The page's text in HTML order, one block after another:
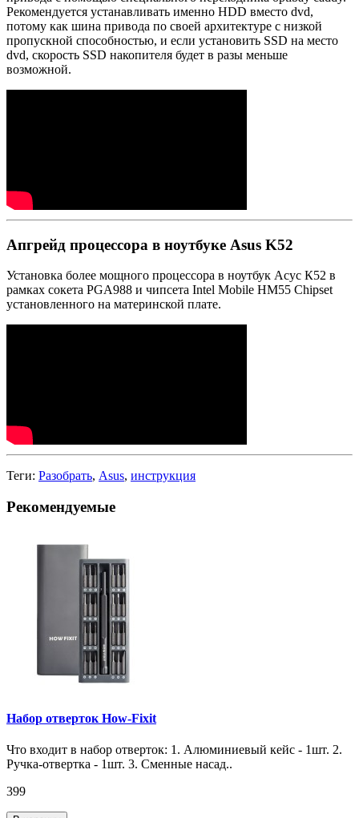
Рекомендуется устанавливать именно HDD вместо dvd,
потому как шина привода по своей архитектуре с низкой
пропускной способностью, и если установить SSD на место
dvd, скорость SSD накопителя будет в разы меньше
возможной.
Апгрейд процессора в ноутбуке Asus K52
Установка более мощного процессора в ноутбук Асус К52 в
рамках сокета PGA988 и чипсета Intel Mobile HM55 Chipset
установленного на материнской плате.
Теги: Разобрать, Asus, инструкция
Рекомендуемые
Набор отверток How-Fixit
Что входит в набор отверток: 1. Алюминиевый кейс - 1шт. 2.
Ручка-отвертка - 1шт. 3. Сменные насад..
399